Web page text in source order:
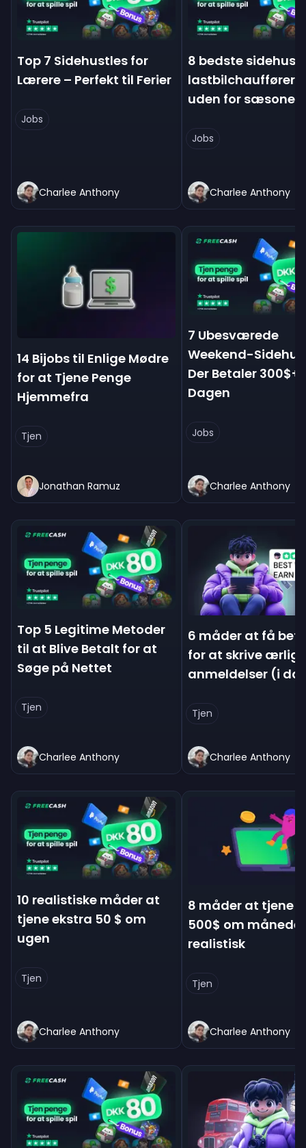
Top 7 Sidehustles for
Lærere – Perfekt til Ferier
Jobs
Charlee Anthony
8 bedste
lastbilchauffører
uden for
Jobs
Charlee Anthony
14 Bijobs til Enlige Mødre
for at Tjene Penge
Hjemmefra
Tjen
Jonathan Ramuz
7 Ubesværede
Weekend-
Der Betaler 300$+
Dagen
Jobs
Charlee Anthony
Top 5 Legitime Metoder
til at Blive Betalt for at
Søge på Nettet
Tjen
Charlee Anthony
6 måder at få
for at skrive ærlige
anmeldelser (i
Tjen
Charlee Anthony
10 realistiske måder at
tjene ekstra 50 $ om
ugen
Tjen
Charlee Anthony
8 måder at tjene
500$ om
realistisk
Tjen
Charlee Anthony